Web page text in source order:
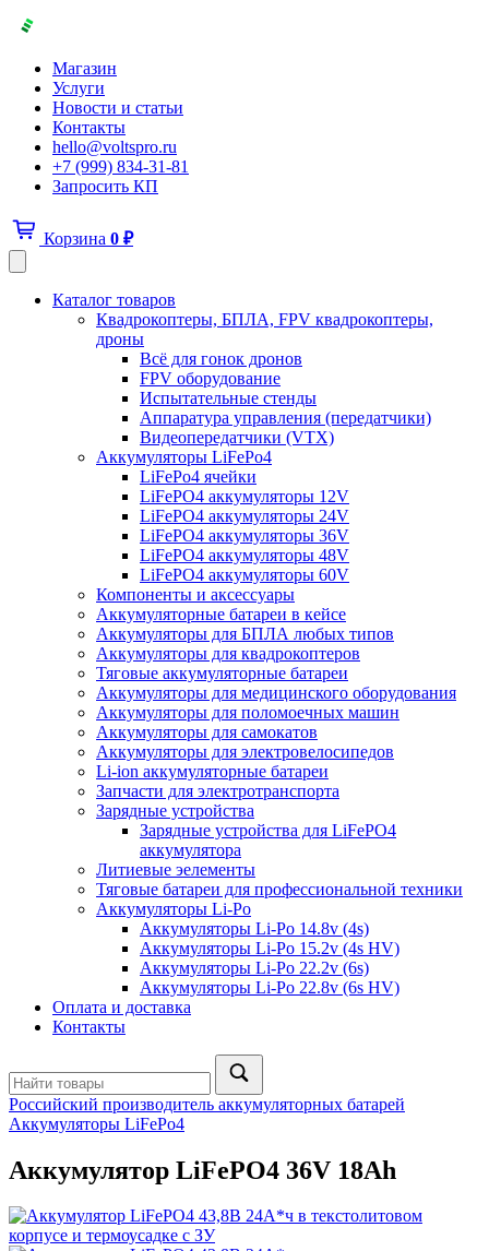
Магазин
Услуги
Новости и статьи
Контакты
hello@voltspro.ru
+7 (999) 834-31-81
Запросить КП
Корзина 0 ₽
Каталог товаров
Квадрокоптеры, БПЛА, FPV квадрокоптеры,
дроны
Всё для гонок дронов
FPV оборудование
Испытательные стенды
Аппаратура управления (передатчики)
Видеопередатчики (VTX)
Аккумуляторы LiFePo4
LiFePo4 ячейки
LiFePO4 аккумуляторы 12V
LiFePO4 аккумуляторы 24V
LiFePO4 аккумуляторы 36V
LiFePO4 аккумуляторы 48V
LiFePO4 аккумуляторы 60V
Компоненты и аксессуары
Аккумуляторные батареи в кейсе
Аккумуляторы для БПЛА любых типов
Аккумуляторы для квадрокоптеров
Тяговые аккумуляторные батареи
Аккумуляторы для медицинского оборудования
Аккумуляторы для поломоечных машин
Аккумуляторы для самокатов
Аккумуляторы для электровелосипедов
Li-ion аккумуляторные батареи
Запчасти для электротранспорта
Зарядные устройства
Зарядные устройства для LiFePO4
аккумулятора
Литиевые эелементы
Тяговые батареи для профессиональной техники
Аккумуляторы Li-Po
Аккумуляторы Li-Po 14.8v (4s)
Аккумуляторы Li-Po 15.2v (4s HV)
Аккумуляторы Li-Po 22.2v (6s)
Аккумуляторы Li-Po 22.8v (6s HV)
Оплата и доставка
Контакты
Российский производитель аккумуляторных батарей
Аккумуляторы LiFePo4
Аккумулятор LiFePO4 36V 18Ah